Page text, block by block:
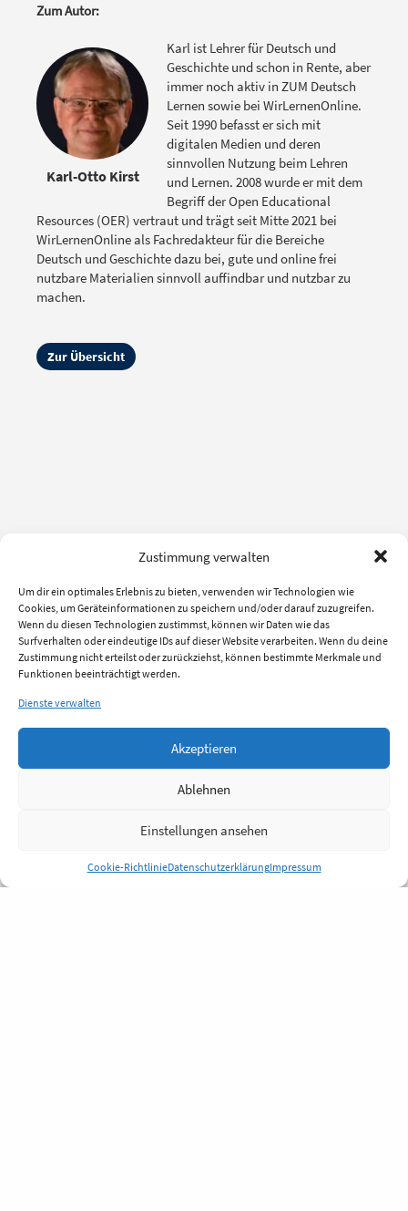
Zustimmung verwalten
Um dir ein optimales Erlebnis zu bieten, verwenden wir Technologien wie
Cookies, um Geräteinformationen zu speichern und/oder darauf zuzugreifen.
Wenn du diesen Technologien zustimmst, können wir Daten wie das
Surfverhalten oder eindeutige IDs auf dieser Website verarbeiten. Wenn du deine
Zustimmung nicht erteilst oder zurückziehst, können bestimmte Merkmale und
Funktionen beeinträchtigt werden.
Dienste verwalten
Akzeptieren
Ablehnen
Einstellungen ansehen
Cookie-RichtlinieDatenschutzerklärungImpressum
Zum Autor:
Karl-Otto Kirst
Karl ist Lehrer für Deutsch und
Geschichte und schon in Rente, aber
immer noch aktiv in ZUM Deutsch
Lernen sowie bei WirLernenOnline.
Seit 1990 befasst er sich mit
digitalen Medien und deren
sinnvollen Nutzung beim Lehren
und Lernen. 2008 wurde er mit dem
Begriff der Open Educational
Resources (OER) vertraut und trägt seit Mitte 2021 bei
WirLernenOnline als Fachredakteur für die Bereiche
Deutsch und Geschichte dazu bei, gute und online frei
nutzbare Materialien sinnvoll auffindbar und nutzbar zu
machen.
Zur Übersicht